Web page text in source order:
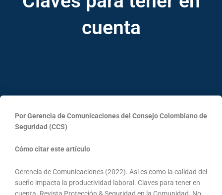
cuenta
Por Gerencia de Comunicaciones del Consejo Colombiano de
Seguridad (CCS)
Cómo citar este artículo
Gerencia de Comunicaciones (2022). Así es como la calidad del
sueño impacta la productividad laboral. Claves para tener en